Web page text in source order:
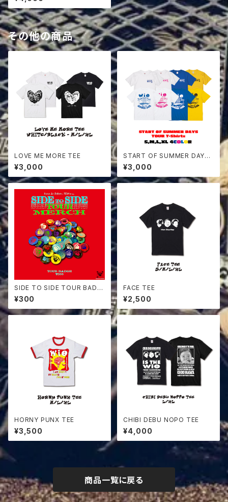
その他の商品
LOVE ME MORE TEE
¥3,000
START OF SUMMER DAYS
TOUR T-Shirts
¥3,000
SIDE TO SIDE TOUR BADG
E
¥300
FACE TEE
¥2,500
HORNY PUNX TEE
¥3,500
CHIBI DEBU NOPO TEE
¥4,000
商品一覧に戻る